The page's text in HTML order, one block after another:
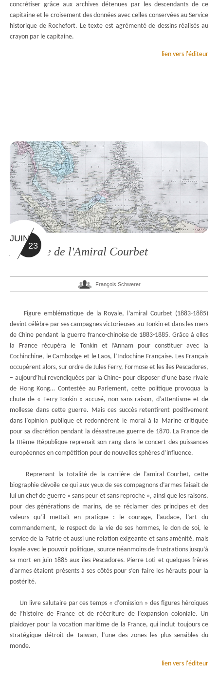
concrétiser grâce aux archives détenues par les descendants de ce
capitaine et le croisement des données avec celles conservées au Service
historique de Rochefort. Le texte est agrémenté de dessins réalisés au
crayon par le capitaine.
lien vers l'éditeur
À l'école de l'Amiral Courbet
JUIN
23
François Schwerer
Figure emblématique de la Royale, l’amiral Courbet (1883-1885)
devint célèbre par ses campagnes victorieuses au Tonkin et dans les mers
de Chine pendant la guerre franco-chinoise de 1883-1885. Grâce à elles
la France récupéra le Tonkin et l’Annam pour constituer avec la
Cochinchine, le Cambodge et le Laos, l’Indochine Française. Les Français
occupèrent alors, sur ordre de Jules Ferry, Formose et les iles Pescadores,
– aujourd’hui revendiquées par la Chine- pour disposer d’une base rivale
de Hong Kong… Contestée au Parlement, cette politique provoqua la
chute de « Ferry-Tonkin » accusé, non sans raison, d’attentisme et de
mollesse dans cette guerre. Mais ces succès retentirent positivement
dans l’opinion publique et redonnèrent le moral à la Marine critiquée
pour sa discrétion pendant la désastreuse guerre de 1870. La France de
la IIIème République reprenait son rang dans le concert des puissances
européennes en compétition pour de nouvelles sphères d’influence.
Reprenant la totalité de la carrière de l’amiral Courbet, cette
biographie dévoile ce qui aux yeux de ses compagnons d’armes faisait de
lui un chef de guerre « sans peur et sans reproche », ainsi que les raisons,
pour des générations de marins, de se réclamer des principes et des
valeurs qu’il mettait en pratique : le courage, l’audace, l’art du
commandement, le respect de la vie de ses hommes, le don de soi, le
service de la Patrie et aussi une relation exigeante et sans aménité, mais
loyale avec le pouvoir politique, source néanmoins de frustrations jusqu’à
sa mort en juin 1885 aux iles Pescadores. Pierre Loti et quelques frères
d’armes étaient présents à ses côtés pour s’en faire les hérauts pour la
postérité.
Un livre salutaire par ces temps « d’omission » des figures héroïques
de l’histoire de France et de réécriture de l’expansion coloniale. Un
plaidoyer pour la vocation maritime de la France, qui inclut toujours ce
stratégique détroit de Taïwan, l’une des zones les plus sensibles du
monde.
lien vers l'éditeur